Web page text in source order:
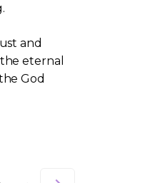
and
eternal
God